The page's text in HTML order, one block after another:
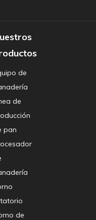
comercial
horno de gas
de
de
pan
de